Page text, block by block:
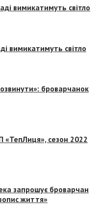
вимикатимуть світло
вимикатимуть світло
броварчанок
«ТепЛиця», сезон 2022
запрошує броварчан
життя»